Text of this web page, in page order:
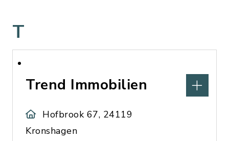
T
Trend Immobilien
Hofbrook 67, 24119
Kronshagen